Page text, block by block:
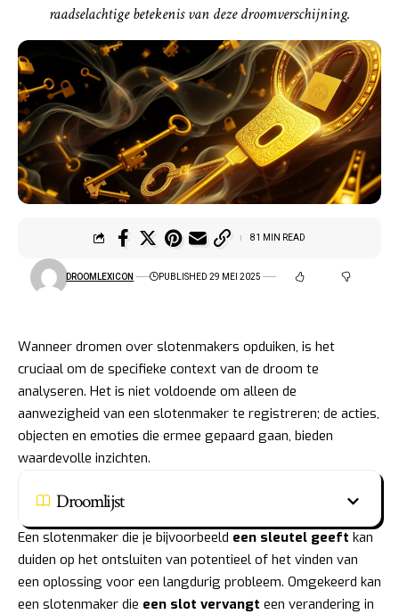
raadselachtige betekenis van deze droomverschijning.
DROOMLEXICON PUBLISHED 29 MEI 2025
81 MIN READ
Wanneer dromen over slotenmakers opduiken, is het
cruciaal om de specifieke context van de droom te
analyseren. Het is niet voldoende om alleen de
aanwezigheid van een slotenmaker te registreren; de acties,
objecten en emoties die ermee gepaard gaan, bieden
waardevolle inzichten.
Droomlijst
Een slotenmaker die je bijvoorbeeld een sleutel geeft kan
duiden op het ontsluiten van potentieel of het vinden van
een oplossing voor een langdurig probleem. Omgekeerd kan
een slotenmaker die een slot vervangt een verandering in